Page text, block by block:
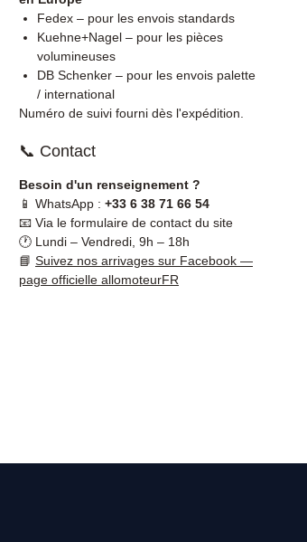
Fedex – pour les envois standards
Kuehne+Nagel – pour les pièces
volumineuses
DB Schenker – pour les envois palette
/ international
Numéro de suivi fourni dès l'expédition.
📞 Contact
Besoin d'un renseignement ?
📱 WhatsApp : +33 6 38 71 66 54
📧 Via le formulaire de contact du site
🕐 Lundi – Vendredi, 9h – 18h
📘 Suivez nos arrivages sur Facebook —
page officielle allomoteurFR